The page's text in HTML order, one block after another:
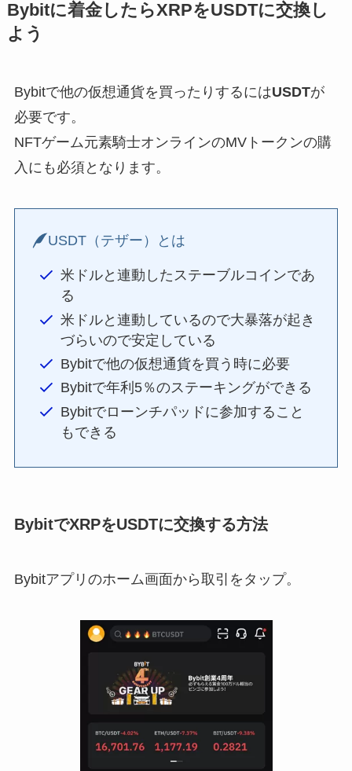
Bybitに着金したらXRPをUSDTに交換し
よう
Bybitで他の仮想通貨を買ったりするにはUSDTが
必要です。
NFTゲーム元素騎士オンラインのMVトークンの購
入にも必須となります。
USDT（テザー）とは
米ドルと連動したステーブルコインであ
る
米ドルと連動しているので大暴落が起き
づらいので安定している
Bybitで他の仮想通貨を買う時に必要
Bybitで年利5％のステーキングができる
Bybitでローンチパッドに参加すること
もできる
BybitでXRPをUSDTに交換する方法
Bybitアプリのホーム画面から取引をタップ。